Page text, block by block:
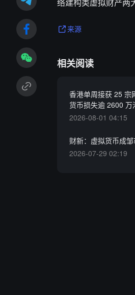
来源
相关阅读
香港单周接获 25 宗
货币损失逾 2600 万
2026-08-01 04:15
财新：虚拟货币成
2026-07-29 02:19